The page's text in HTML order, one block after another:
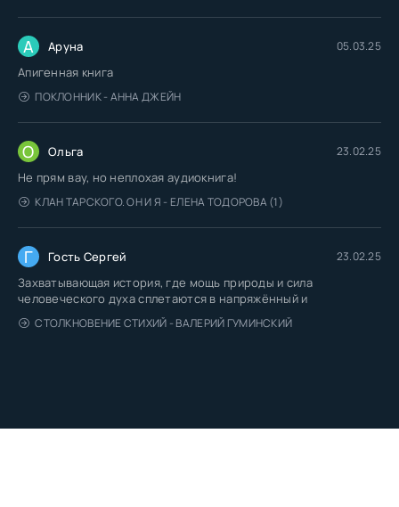
А Аруна 05.03.25
Апигенная книга
ПОКЛОННИК - АННА ДЖЕЙН
О Ольга 23.02.25
Не прям вау, но неплохая аудиокнига!
КЛАН ТАРСКОГО. ОН И Я - ЕЛЕНА ТОДОРОВА (1)
Г Гость Сергей 23.02.25
Захватывающая история, где мощь природы и сила
человеческого духа сплетаются в напряжённый и
СТОЛКНОВЕНИЕ СТИХИЙ - ВАЛЕРИЙ ГУМИНСКИЙ